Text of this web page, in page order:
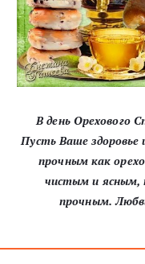
В день Орехового
Пусть Ваше здоровье
прочным как
чистым и ясным,
прочным.